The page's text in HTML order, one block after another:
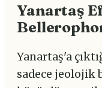
Yanartaş
Yanartaş'a
sadece jeolojik